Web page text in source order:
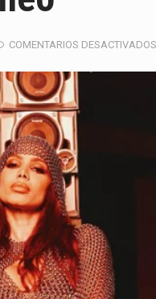
COMENTARIOS DESACTIVADOS